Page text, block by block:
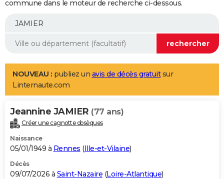
Essais
Réserver un essai
Citadines
Berlines
SUV
Forum auto
+
Mobiles
Meilleur smartphone
Internet
Ordinateurs
Jeux vidéo
Guide high-tech
Aménagement intérieur
LIFESTYLE
Art de vivre
Bien-être
Loisirs
Mode
Modes de vie
Alimentation
Guide de la santé
Maladies
Médicaments
Sommeil
VOYAGE
Destinations
City break
Voyage nature
Voyage de noces
Forum
Climat
+PHOTO
GUIDES D'ACHAT
BONS PLANS
commune dans le moteur de recherche ci-dessous.
NOUVEAU : publiez un avis de décès gratuitsur
Linternaute.com
Jeannine JAMIER (77 ans)
Créer une cagnotte obsèques
Naissance
05/01/1949 à Rennes (Ille-et-Vilaine)
Décès
09/07/2026 à Saint-Nazaire (Loire-Atlantique)